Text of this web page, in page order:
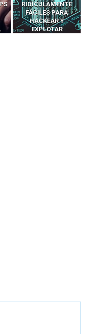
RIDÍCULAMENTE
FÁCILES PARA
HACKEAR Y
EXPLOTAR